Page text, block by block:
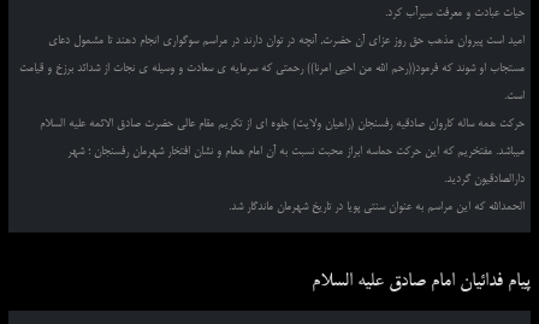
حیات عبادت و معرفت سیرآب کرد.
امید است پیروان مذهب حق روز عزای آن حضرت, آنچه در توان دارند در مراسم سوگواری انجام دهند تا مشمول دعای
مستجاب او شوند که فرمود((رحم الله من احیی امرنا)) رحمتی که سرمایه ی سعادت و وسیله ی نجات از شدائد برزخ و قیامت
است.
حرکت همه ساله کاروان صادقیه رفسنجان (راهیان ولایت) جلوه ای از تکریم مقام عالی حضرت صادق الائمه علیه السلام
میباشد. مفتخریم که این حرکت حماسه ابراز محبت نسبت به آن امام همام و نشان افتخار شهرمان رفسنجان ؛ شهر
دارالصادقیون گردید.
الحمدالله که این مراسم به عنوان سنتی پویا در تاریخ شهرمان ماندگار شد.
پیام فدائیان امام صادق علیه السلام